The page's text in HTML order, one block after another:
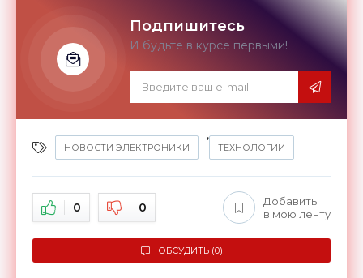
Подпишитесь
И будьте в курсе первыми!
НОВОСТИ ЭЛЕКТРОНИКИ
,
ТЕХНОЛОГИИ
0 0
Добавить
в мою ленту
ОБСУДИТЬ (0)